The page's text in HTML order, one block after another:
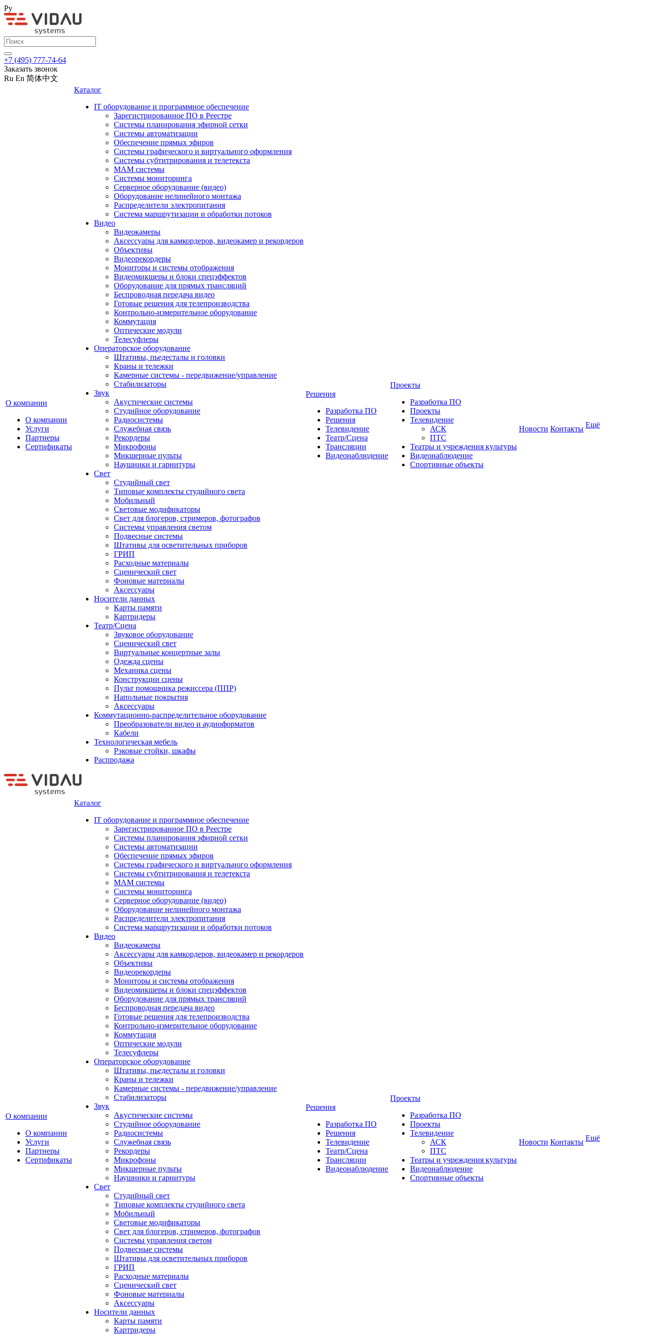
Ру
+7 (495) 777-74-64
Заказать звонок
Ru En 简体中文
О компании
О компании
Услуги
Партнеры
Сертификаты
Каталог
IT оборудование и программное обеспечение
Зарегистрированное ПО в Реестре
Системы планирования эфирной сетки
Системы автоматизации
Обеспечение прямых эфиров
Системы графического и виртуального оформления
Системы субтитрирования и телетекста
MAM системы
Системы мониторинга
Серверное оборудование (видео)
Оборудование нелинейного монтажа
Распределители электропитания
Система маршрутизации и обработки потоков
Видео
Видеокамеры
Аксессуары для камкордеров, видеокамер и рекордеров
Объективы
Видеорекордеры
Мониторы и системы отображения
Видеомикшеры и блоки спецэффектов
Оборудование для прямых трансляций
Беспроводная передача видео
Готовые решения для телепроизводства
Контрольно-измерительное оборудование
Коммутация
Оптические модули
Телесуфлеры
Операторское оборудование
Штативы, пьедесталы и головки
Краны и тележки
Камерные системы - передвижение/управление
Стабилизаторы
Звук
Акустические системы
Студийное оборудование
Радиосистемы
Служебная связь
Рекордеры
Микрофоны
Микшерные пульты
Наушники и гарнитуры
Свет
Студийный свет
Типовые комплекты студийного света
Мобильный
Световые модификаторы
Свет для блогеров, стримеров, фотографов
Системы управления светом
Подвесные системы
Штативы для осветительных приборов
ГРИП
Расходные материалы
Сценический свет
Фоновые материалы
Аксессуары
Носители данных
Карты памяти
Картридеры
Театр/Сцена
Звуковое оборудование
Сценический свет
Виртуальные концертные залы
Одежда сцены
Механика сцены
Конструкции сцены
Пульт помощника режиссера (ППР)
Напольные покрытия
Аксессуары
Коммутационно-распределительное оборудование
Преобразователи видео и аудиоформатов
Кабели
Технологическая мебель
Рэковые стойки, шкафы
Распродажа
Решения
Разработка ПО
Решения
Телевидение
Театр/Сцена
Трансляции
Видеонаблюдение
Проекты
Разработка ПО
Проекты
Телевидение
АСК
ПТС
Театры и учреждения культуры
Видеонаблюдение
Спортивные объекты
Новости Контакты Ещё
О компании
О компании
Услуги
Партнеры
Сертификаты
Каталог
IT оборудование и программное обеспечение
Зарегистрированное ПО в Реестре
Системы планирования эфирной сетки
Системы автоматизации
Обеспечение прямых эфиров
Системы графического и виртуального оформления
Системы субтитрирования и телетекста
MAM системы
Системы мониторинга
Серверное оборудование (видео)
Оборудование нелинейного монтажа
Распределители электропитания
Система маршрутизации и обработки потоков
Видео
Видеокамеры
Аксессуары для камкордеров, видеокамер и рекордеров
Объективы
Видеорекордеры
Мониторы и системы отображения
Видеомикшеры и блоки спецэффектов
Оборудование для прямых трансляций
Беспроводная передача видео
Готовые решения для телепроизводства
Контрольно-измерительное оборудование
Коммутация
Оптические модули
Телесуфлеры
Операторское оборудование
Штативы, пьедесталы и головки
Краны и тележки
Камерные системы - передвижение/управление
Стабилизаторы
Звук
Акустические системы
Студийное оборудование
Радиосистемы
Служебная связь
Рекордеры
Микрофоны
Микшерные пульты
Наушники и гарнитуры
Свет
Студийный свет
Типовые комплекты студийного света
Мобильный
Световые модификаторы
Свет для блогеров, стримеров, фотографов
Системы управления светом
Подвесные системы
Штативы для осветительных приборов
ГРИП
Расходные материалы
Сценический свет
Фоновые материалы
Аксессуары
Носители данных
Карты памяти
Картридеры
Решения
Разработка ПО
Решения
Телевидение
Театр/Сцена
Трансляции
Видеонаблюдение
Проекты
Разработка ПО
Проекты
Телевидение
АСК
ПТС
Театры и учреждения культуры
Видеонаблюдение
Спортивные объекты
Новости Контакты Ещё